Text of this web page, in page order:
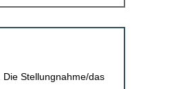
Stellungnahme/das